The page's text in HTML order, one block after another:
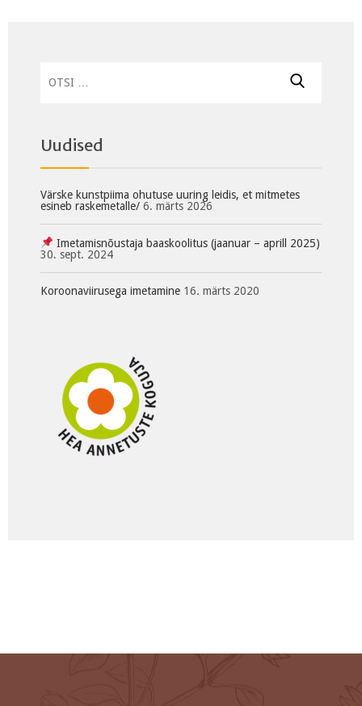
Uudised
Värske kunstpiima ohutuse uuring leidis, et mitmetes
esineb raskemetalle/ 6. märts 2026
Imetamisnõustaja baaskoolitus (jaanuar – aprill 2025)
30. sept. 2024
Koroonaviirusega imetamine 16. märts 2020